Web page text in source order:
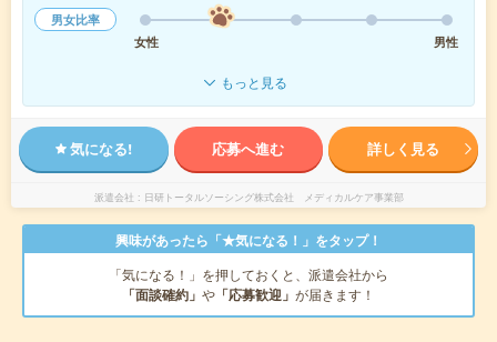
男女比率
女性
男性
もっと見る
気になる! 応募へ進む 詳しく見る
派遣会社 日研トータルソーシング株式会社 メディカルケア事業部
興味があったら「★気になる！」をタップ！
「気になる！」を押しておくと、派遣会社から
「面談確約」 や 「応募歓迎」 が届きます！